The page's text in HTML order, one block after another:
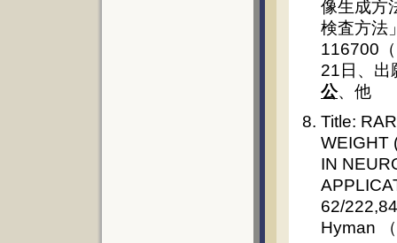
像生成方
検査方法
116700
21日、出
公、他
Title:
WEIGHT
IN
62/
Hyman